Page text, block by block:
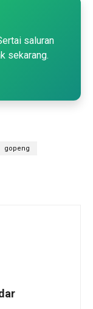
saluran
sekarang.
gopeng